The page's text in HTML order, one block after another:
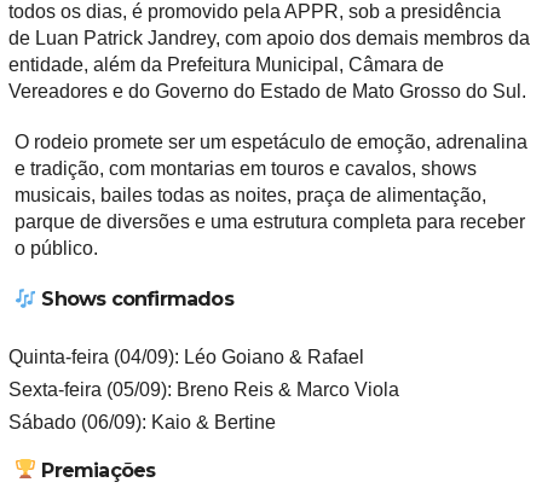
todos os dias, é promovido pela APPR, sob a presidência
de Luan Patrick Jandrey, com apoio dos demais membros da
entidade, além da Prefeitura Municipal , Câmara de
Vereadores e do Governo do Estado de Mato Grosso do Sul .
O rodeio promete ser um espetáculo de emoção, adrenalina
e tradição, com montarias em touros e cavalos, shows
musicais, bailes todas as noites, praça de alimentação,
parque de diversões e uma estrutura completa para receber
o público.
Shows confirmados
Quinta-feira (04/09): Léo Goiano & Rafael
Sexta-feira (05/09): Breno Reis & Marco Viola
Sábado (06/09): Kaio & Bertine
Premiações